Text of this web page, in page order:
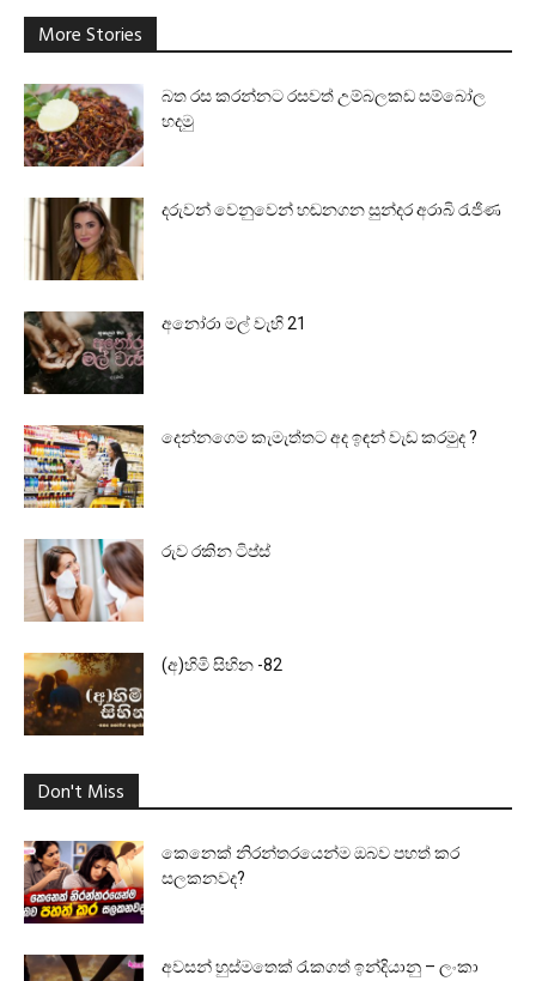
More Stories
බත රස කරන්නට රසවත් උම්බලකඩ සම්බෝල
හදමු
දරුවන් වෙනුවෙන් හඬනගන සුන්දර අරාබි රැජිණ
අනෝරා මල් වැහි 21
දෙන්නගෙම කැමැත්තට අද ඉඳන් වැඩ කරමුද ?
රුව රකින ටිප්ස්
(අ)හිමි සිහින -82
Don't Miss
කෙනෙක් නිරන්තරයෙන්ම ඔබව පහත් කර
සලකනවද?
අවසන් හුස්මතෙක් රැකගත් ඉන්දියානු – ලංකා